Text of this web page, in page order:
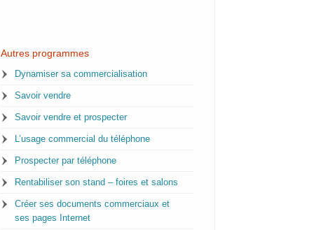
Autres programmes
Dynamiser sa commercialisation
Savoir vendre
Savoir vendre et prospecter
L’usage commercial du téléphone
Prospecter par téléphone
Rentabiliser son stand – foires et salons
Créer ses documents commerciaux et
ses pages Internet